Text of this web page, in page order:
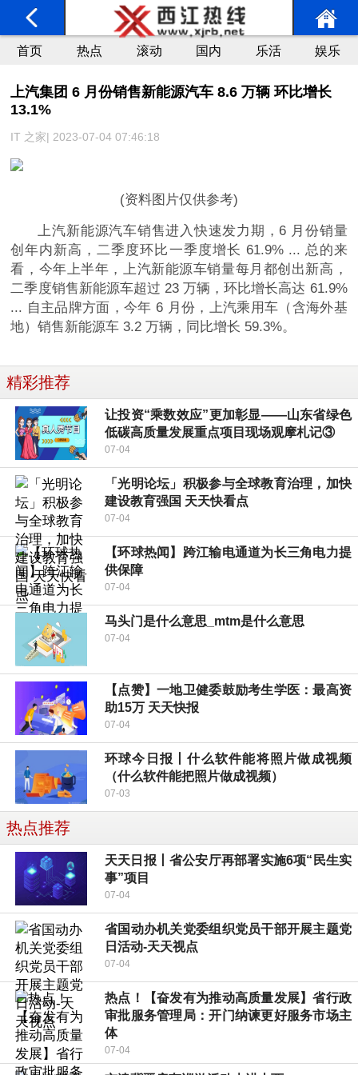
首页 热点 滚动 国内 乐活 娱乐
上汽集团 6 月份销售新能源汽车 8.6 万辆 环比增长
13.1%
IT 之家| 2023-07-04 07:46:18
(资料图片仅供参考)
上汽新能源汽车销售进入快速发力期，6 月份销量
创年内新高，二季度环比一季度增长 61.9% ... 总的来
看，今年上半年，上汽新能源车销量每月都创出新高，
二季度销售新能源车超过 23 万辆，环比增长高达 61.9%
... 自主品牌方面，今年 6 月份，上汽乘用车（含海外基
地）销售新能源车 3.2 万辆，同比增长 59.3%。
精彩推荐
让投资“乘数效应”更加彰显——山东省绿色
低碳高质量发展重点项目现场观摩札记③
07-04
「光明论坛」积极参与全球教育治理，加快
建设教育强国 天天快看点
07-04
【环球热闻】跨江输电通道为长三角电力提
供保障
07-04
马头门是什么意思_mtm是什么意思
07-04
【点赞】一地卫健委鼓励考生学医：最高资
助15万 天天快报
07-04
环球今日报丨什么软件能将照片做成视频
（什么软件能把照片做成视频）
07-03
热点推荐
天天日报丨省公安厅再部署实施6项“民生实
事”项目
07-04
省国动办机关党委组织党员干部开展主题党
日活动-天天视点
07-04
热点！【奋发有为推动高质量发展】省行政
审批服务管理局：开门纳谏更好服务市场主
体
07-04